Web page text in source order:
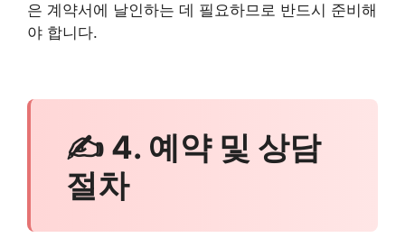
은 계약서에 날인하는 데 필요하므로 반드시 준비해
야 합니다.
✍ 4. 예약 및 상담
절차